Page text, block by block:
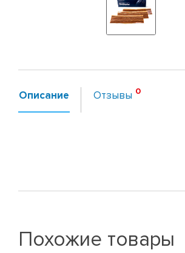
Описание Отзывы
Похожие товары